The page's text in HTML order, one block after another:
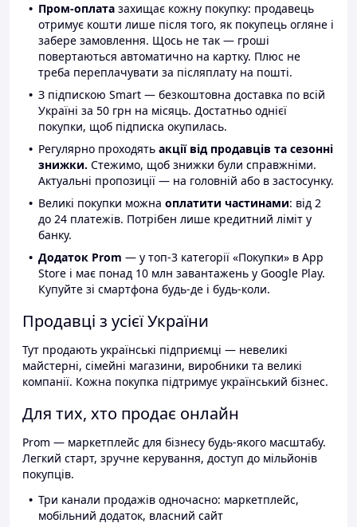
Пром-оплата захищає кожну покупку: продавець
отримує кошти лише після того, як покупець огляне і
забере замовлення. Щось не так — гроші
повертаються автоматично на картку. Плюс не
треба переплачувати за післяплату на пошті.
З підпискою Smart — безкоштовна доставка по всій
Україні за 50 грн на місяць. Достатньо однієї
покупки, щоб підписка окупилась.
Регулярно проходять акції від продавців та сезонні
знижки. Стежимо, щоб знижки були справжніми.
Актуальні пропозиції — на головній або в застосунку.
Великі покупки можна оплатити частинами: від 2
до 24 платежів. Потрібен лише кредитний ліміт у
банку.
Додаток Prom — у топ-3 категорії «Покупки» в App
Store і має понад 10 млн завантажень у Google Play.
Купуйте зі смартфона будь-де і будь-коли.
Продавці з усієї України
Тут продають українські підприємці — невеликі
майстерні, сімейні магазини, виробники та великі
компанії. Кожна покупка підтримує український бізнес.
Для тих, хто продає онлайн
Prom — маркетплейс для бізнесу будь-якого масштабу.
Легкий старт, зручне керування, доступ до мільйонів
покупців.
Три канали продажів одночасно: маркетплейс,
мобільний додаток, власний сайт